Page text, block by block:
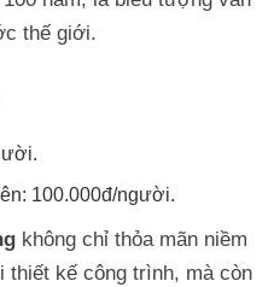
thế giới.
100.000đ/người.
không chỉ thỏa mãn niềm
thiết kế công trình, mà còn